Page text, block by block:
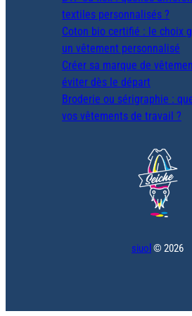
textiles personnalisés ?
Coton bio certifié : le choix
un vêtement personnalisé
Créer sa marque de
éviter dès le départ
Broderie ou sérigraphie :
vos vêtements de travail ?
siuol © 2026